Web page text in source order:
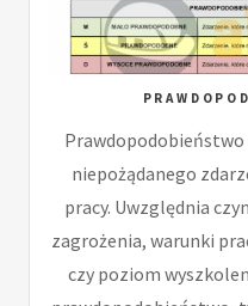
niepożądanego
pracy. Uwzględnia
zagrożenia, warunki
czy poziom